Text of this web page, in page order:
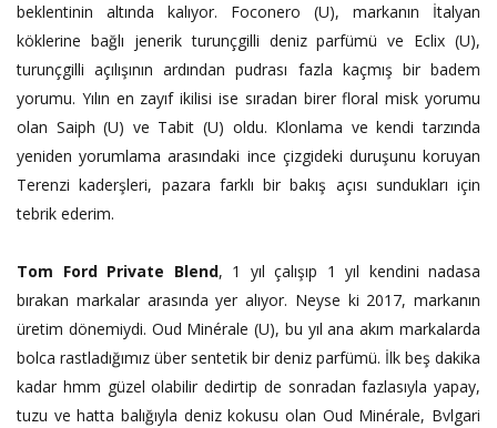
beklentinin altında kalıyor. Foconero (U), markanın İtalyan
köklerine bağlı jenerik turunçgilli deniz parfümü ve Eclix (U),
turunçgilli açılışının ardından pudrası fazla kaçmış bir badem
yorumu. Yılın en zayıf ikilisi ise sıradan birer floral misk yorumu
olan Saiph (U) ve Tabit (U) oldu. Klonlama ve kendi tarzında
yeniden yorumlama arasındaki ince çizgideki duruşunu koruyan
Terenzi kaderşleri, pazara farklı bir bakış açısı sundukları için
tebrik ederim.
Tom Ford Private Blend, 1 yıl çalışıp 1 yıl kendini nadasa
bırakan markalar arasında yer alıyor. Neyse ki 2017, markanın
üretim dönemiydi. Oud Minérale (U), bu yıl ana akım markalarda
bolca rastladığımız über sentetik bir deniz parfümü. İlk beş dakika
kadar hmm güzel olabilir dedirtip de sonradan fazlasıyla yapay,
tuzu ve hatta balığıyla deniz kokusu olan Oud Minérale, Bvlgari